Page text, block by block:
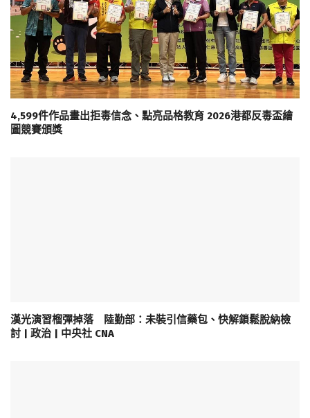
4,599件作品畫出拒毒信念、點亮品格教育 2026港都反毒盃繪
圖競賽頒獎
漢光演習榴彈掉落 陸勤部：未裝引信藥包、快解鎖鬆脫納檢
討 | 政治 | 中央社 CNA